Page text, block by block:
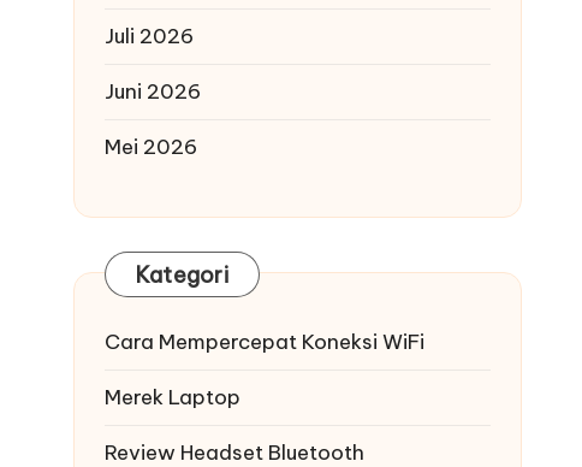
Juli 2026
Juni 2026
Mei 2026
Kategori
Cara Mempercepat Koneksi WiFi
Merek Laptop
Review Headset Bluetooth